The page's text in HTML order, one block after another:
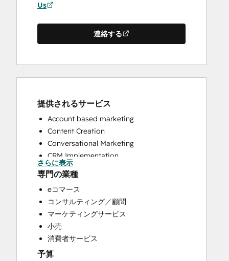
Us
連絡する
提供されるサービス
Account based marketing
Content Creation
Conversational Marketing
CRM Implementation
CRM Migration
Custom API Integrations
Customer Marketing
Customer Success Training
Customer Support Training
Customer Survey and Analysis
Email Marketing
Full Inbound Marketing Services
さらに表示
専門の業種
eコマース
コンサルティング／顧問
マーケティングサービス
小売
消費者サービス
予算